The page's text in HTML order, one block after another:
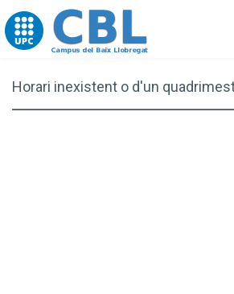
Go to upc.edu
Horari inexistent o d'un